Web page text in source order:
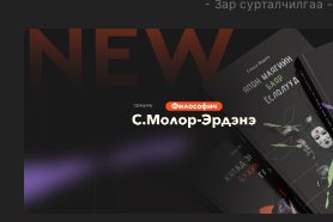
- Зар сурталчилгаа -